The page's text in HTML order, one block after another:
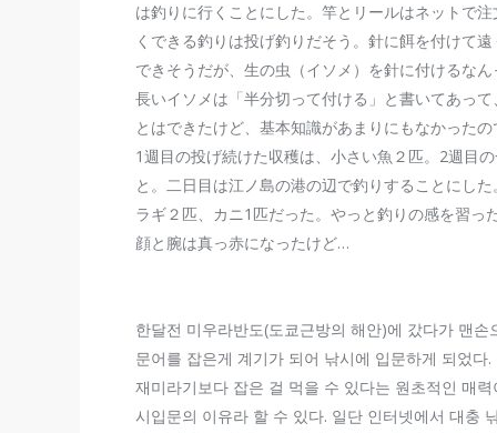
は釣りに行くことにした。竿とリールはネットで
くできる釣りは投げ釣りだそう。針に餌を付けて
できそうだが、生の虫（イソメ）を針に付けるな
長いイソメは「半分切って付ける」と書いてあっ
とはできたけど、基本知識があまりにもなかった
1週目の投げ続けた収穫は、小さい魚２匹。2週目
と。二日目は江ノ島の港の辺で釣りすることにし
ラギ２匹、カニ1匹だった。やっと釣りの感を習っ
顔と腕は真っ赤になったけど…
한달전 미우라반도(도쿄근방의 해안)에 갔다가 맨손
문어를 잡은게 계기가 되어 낚시에 입문하게 되었다.
재미라기보다 잡은 걸 먹을 수 있다는 원초적인 매력
시입문의 이유라 할 수 있다. 일단 인터넷에서 대충